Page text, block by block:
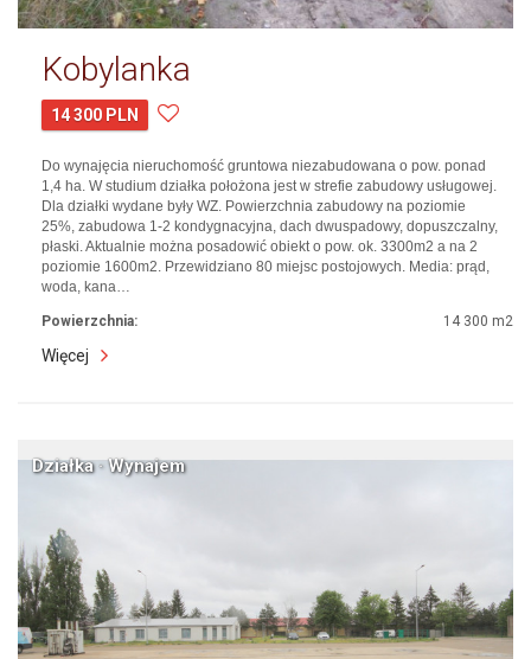
Kobylanka
14 300 PLN
Do wynajęcia nieruchomość gruntowa niezabudowana o pow. ponad
1,4 ha. W studium działka położona jest w strefie zabudowy usługowej.
Dla działki wydane były WZ. Powierzchnia zabudowy na poziomie
25%, zabudowa 1-2 kondygnacyjna, dach dwuspadowy, dopuszczalny,
płaski. Aktualnie można posadowić obiekt o pow. ok. 3300m2 a na 2
poziomie 1600m2. Przewidziano 80 miejsc postojowych. Media: prąd,
woda, kana…
Powierzchnia: 14 300 m2
Więcej
Działka · Wynajem